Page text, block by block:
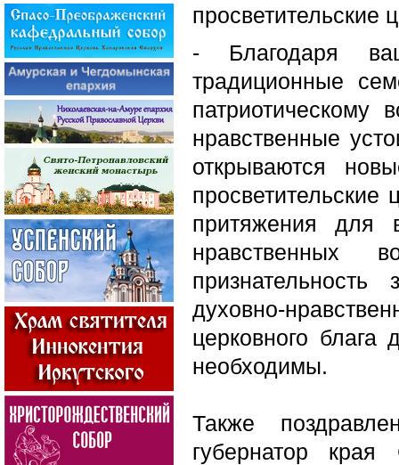
просветительские
- Благодаря
традиционные
патриотическому
нравственные
открываются
притяжения для
нравственных
духовно-
церковного блага
необходимы.
Также
губернатор